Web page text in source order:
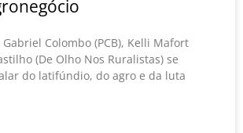
Colombo (PCB), Kelli Mafort
(De Olho Nos Ruralistas) se
do latifúndio, do agro e da luta